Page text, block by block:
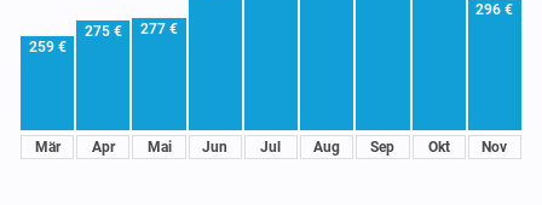
259 €
Mär
275 €
Apr
277 €
Mai Jun Jul Aug Sep Okt
296 €
Nov